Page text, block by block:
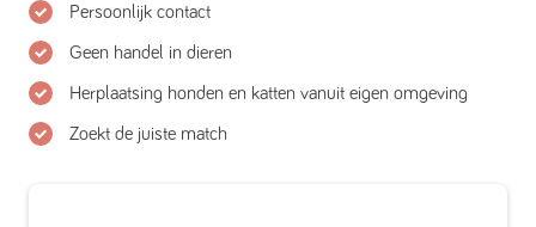
Persoonlijk contact
Geen handel in dieren
Herplaatsing honden en katten vanuit eigen omgeving
Zoekt de juiste match